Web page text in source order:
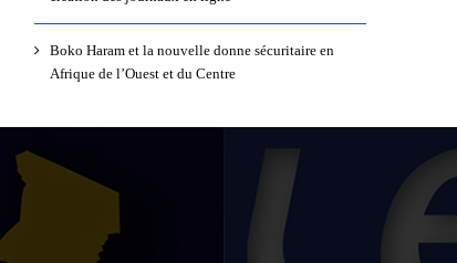
Boko Haram et la nouvelle donne sécuritaire en
Afrique de l’Ouest et du Centre